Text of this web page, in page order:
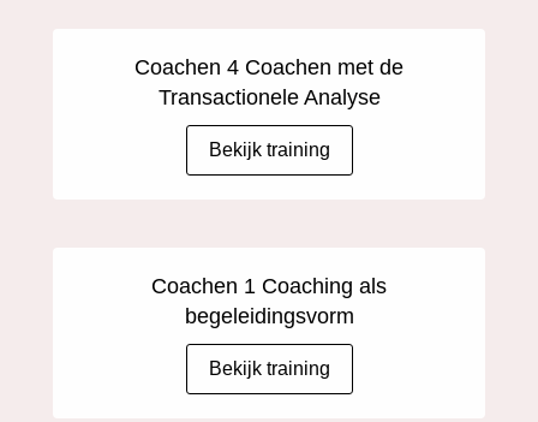
Coachen 4 Coachen met de
Transactionele Analyse
Bekijk training
Coachen 1 Coaching als
begeleidingsvorm
Bekijk training